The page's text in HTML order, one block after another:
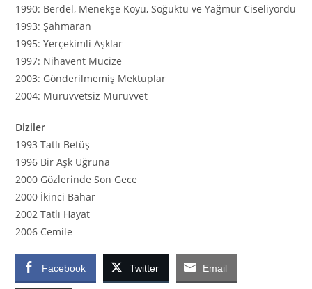
1990: Berdel, Menekşe Koyu, Soğuktu ve Yağmur Ciseliyordu
1993: Şahmaran
1995: Yerçekimli Aşklar
1997: Nihavent Mucize
2003: Gönderilmemiş Mektuplar
2004: Mürüvvetsiz Mürüvvet
Diziler
1993 Tatlı Betüş
1996 Bir Aşk Uğruna
2000 Gözlerinde Son Gece
2000 İkinci Bahar
2002 Tatlı Hayat
2006 Cemile
Facebook Twitter Email